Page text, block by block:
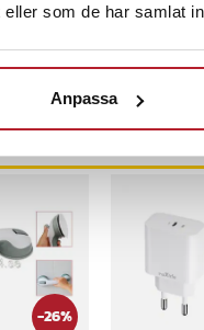
som de har samlat
Anpassa
-26%